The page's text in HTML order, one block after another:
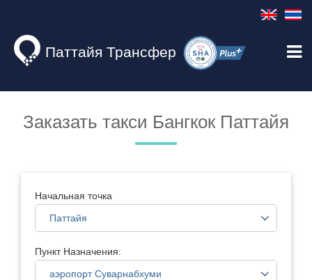
Паттайя Трансфер
Заказать такси Бангкок Паттайя
Начальная точка
Пункт Назначения: